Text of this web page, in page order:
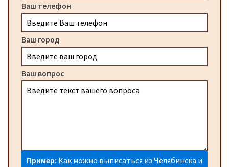
Ваш телефон
Ваш город
Ваш вопрос
Пример: Как можно выписаться из Челябинска и